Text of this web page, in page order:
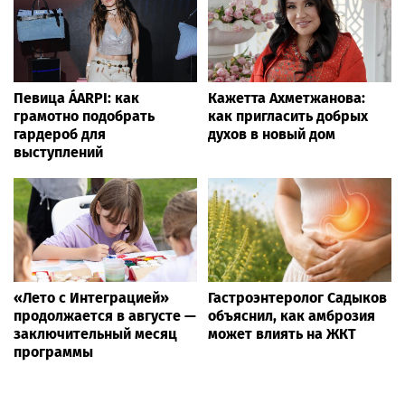
Все города России от А до Я
Moscow.media
Шоу-биз— сегодня и сейчас (ежесекундное
обновление новостей) от более чем 20 000
независимых тематических источников
информации онлайн! Мы собралиВСЁ, что
интересно по этому поводу —СЕГОДНЯ, а ещё
больше новостей —здесь